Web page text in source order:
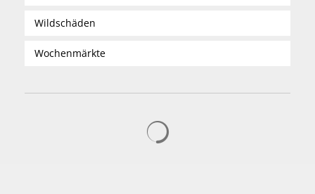
Wildschäden
Wochenmärkte